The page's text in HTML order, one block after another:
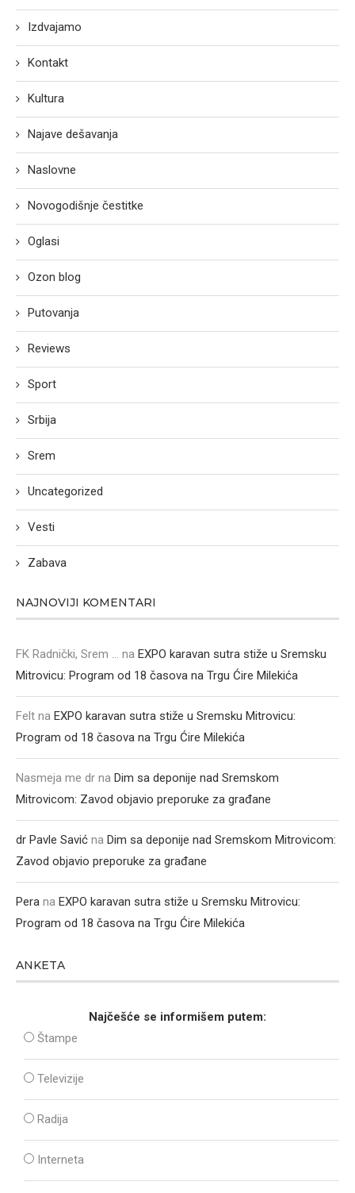
Izdvajamo
Kontakt
Kultura
Najave dešavanja
Naslovne
Novogodišnje čestitke
Oglasi
Ozon blog
Putovanja
Reviews
Sport
Srbija
Srem
Uncategorized
Vesti
Zabava
NAJNOVIJI KOMENTARI
FK Radnički, Srem ... na EXPO karavan sutra stiže u Sremsku
Mitrovicu: Program od 18 časova na Trgu Ćire Milekića
Felt na EXPO karavan sutra stiže u Sremsku Mitrovicu:
Program od 18 časova na Trgu Ćire Milekića
Nasmeja me dr na Dim sa deponije nad Sremskom
Mitrovicom: Zavod objavio preporuke za građane
dr Pavle Savić na Dim sa deponije nad Sremskom Mitrovicom:
Zavod objavio preporuke za građane
Pera na EXPO karavan sutra stiže u Sremsku Mitrovicu:
Program od 18 časova na Trgu Ćire Milekića
ANKETA
Najčešće se informišem putem:
Štampe
Televizije
Radija
Interneta